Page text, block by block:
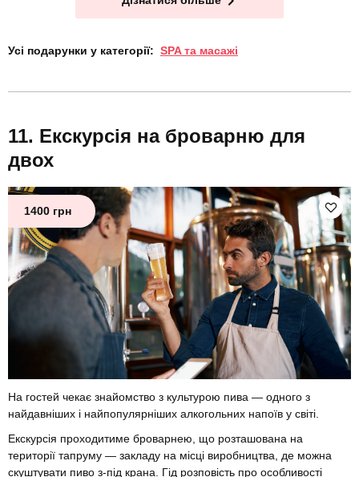
Усі подарунки у категорії: SPA та масажі
Екскурсія на броварню для
двох
1400 грн
На гостей чекає знайомство з культурою пива — одного з
найдавніших і найпопулярніших алкогольних напоїв у світі.
Екскурсія проходитиме броварнею, що розташована на
території тапруму — закладу на місці виробництва, де можна
скуштувати пиво з-під крана. Гід розповість про особливості